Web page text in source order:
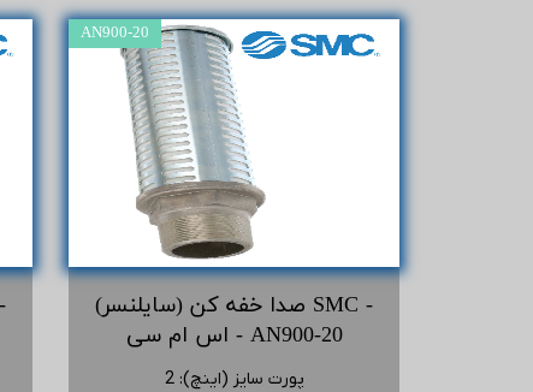
صدا خفه کن (سایلنسر) SMC -
اس ام سی - AN900-20
پورت سایز (اینچ):
2
AN900-20